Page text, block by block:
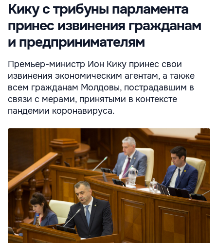
Кику с трибуны парламента
принес извинения гражданам
и предпринимателям
Премьер-министр Ион Кику принес свои
извинения экономическим агентам, а также
всем гражданам Молдовы, пострадавшим в
связи с мерами, принятыми в контексте
пандемии коронавируса.